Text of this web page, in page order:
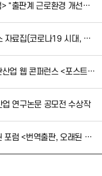
2020년 <열린 포럼> "출판계 근로환경 개선을 위한 열린 포럼"자료집
2020 독서콘퍼런스 자료집(코로나19 시대, 독서의 가치를 다시 묻다 / 정유정 소설가 …
2020년 제1회 출판산업 웹 콘퍼런스 <포스트 코로나(POST-COVID) 시대, 출판산…
연구논문 공모전 수상작
2019년 제5회 열린 포럼 <번역출판, 오래된 과제> 자료집